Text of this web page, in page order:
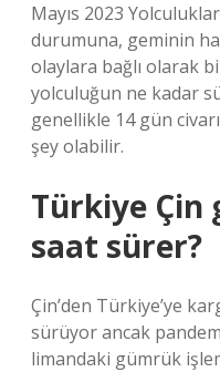
Mayıs 2023
durumuna, geminin
olaylara bağlı olarak
yolculuğun ne kadar
genellikle 14 gün
şey olabilir.
Türkiye Çin
saat sürer?
Çin’den Türkiye’ye
sürüyor ancak
limandaki gümrük